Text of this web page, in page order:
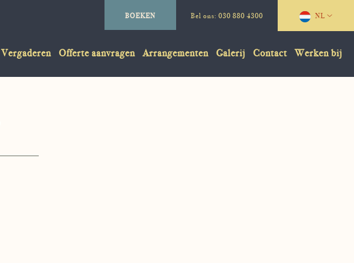
NL
Bel ons: 030 880 4300
BOEKEN
Vergaderen Offerte aanvragen Arrangementen Galerij Contact Werken bij